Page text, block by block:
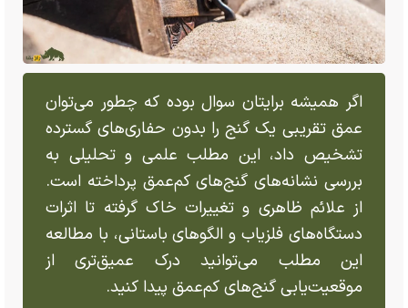
اگر همیشه برایتان سوال بوده که چطور می‌توان
عمق تقریبی یک گنج را بدون حفاری‌های گسترده
تشخیص داد، این مطلب علمی و تحلیلی به
بررسی نشانه‌های گنج‌های کم‌عمق پرداخته است.
از علائم ظاهری و تغییرات خاک گرفته تا اثرات
دستگاه‌های فلزیاب و الگو‌های باستانی، با مطالعه
این مطلب می‌توانید درک عمیق‌تری از
موقعیت‌یابی گنج‌های کم‌عمق پیدا کنید.